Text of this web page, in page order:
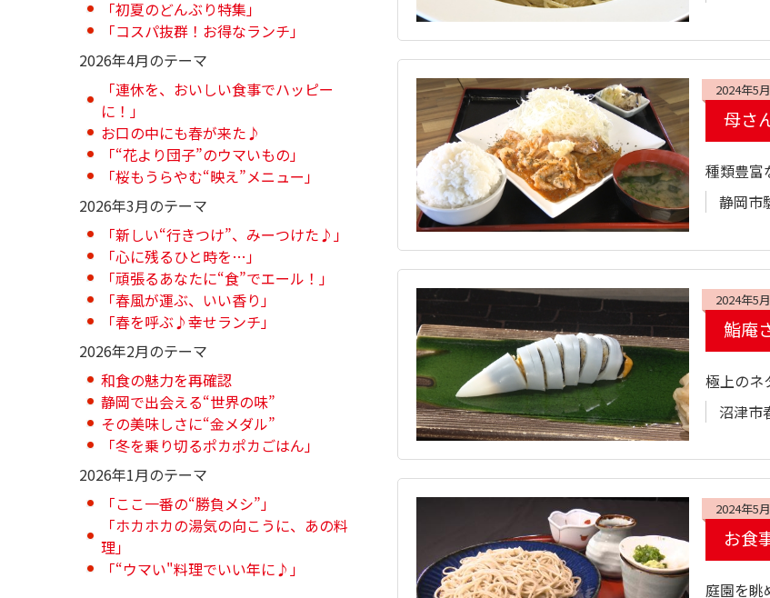
2024年5
母さ
種類豊富
静岡市
2024年5
鮨庵
極上のネ
沼津市
2024年5
お食
庭園を眺
「初夏のどんぶり特集」
「コスパ抜群！お得なランチ」
2026年4月のテーマ
「連休を、おいしい食事でハッピー
に！」
お口の中にも春が来た♪
「“花より団子”のウマいもの」
「桜もうらやむ“映え”メニュー」
2026年3月のテーマ
「新しい“行きつけ”、みーつけた♪」
「心に残るひと時を…」
「頑張るあなたに“食”でエール！」
「春風が運ぶ、いい香り」
「春を呼ぶ♪幸せランチ」
2026年2月のテーマ
和食の魅力を再確認
静岡で出会える“世界の味”
その美味しさに“金メダル”
「冬を乗り切るポカポカごはん」
2026年1月のテーマ
「ここ一番の“勝負メシ”」
「ホカホカの湯気の向こうに、あの料
理」
「“ウマい"料理でいい年に♪」